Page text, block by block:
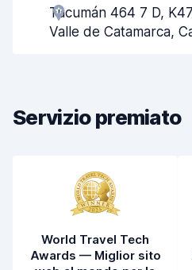
Rapidità del ritiro
Condizioni dell'auto
Tucumán 464 7 D,
Valle de Catamarca,
Servizio premiato
World Travel Tech
Awards — Miglior sito